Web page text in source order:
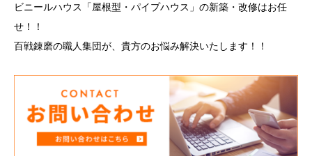
ビニールハウス「屋根型・パイプハウス」の新築・改修はお任
せ！！
百戦錬磨の職人集団が、貴方のお悩み解決いたします！！